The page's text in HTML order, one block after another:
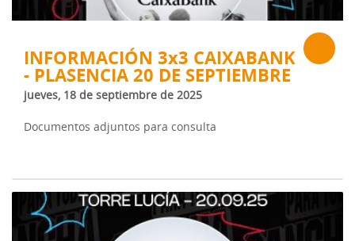
INFORMACIÓN 3x3 CAIXABANK
- PLASENCIA 20 DE SEPTIEMBRE
jueves, 18 de septiembre de 2025
Documentos adjuntos para consulta